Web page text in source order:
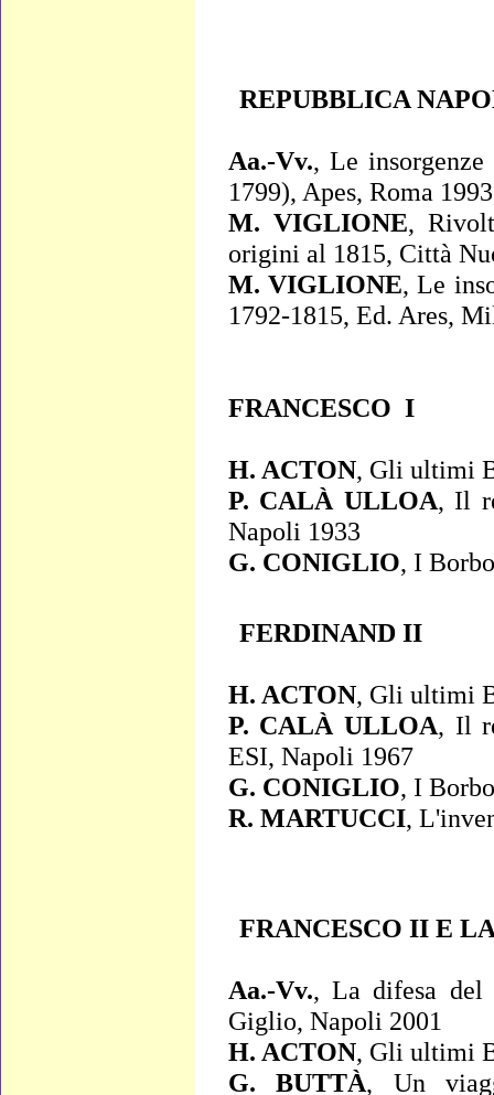
REPUBBLICA
Aa.-Vv., Le
1799), Apes, Roma
M. VIGLIONE,
origini al 1815, Città
M. VIGLIONE, Le
1792-1815, Ed. Ares,
FRANCESCO I
H. ACTON, Gli ultimi
P. CALÀ ULLOA, Il
Napoli 1933
G. CONIGLIO, I
FERDINAND II
H. ACTON, Gli ultimi
P. CALÀ ULLOA, Il
ESI, Napoli 1967
G. CONIGLIO, I
R. MARTUCCI,
FRANCESCO II E
Aa.-Vv.,La difesa del
Giglio, Napoli 2001
H. ACTON, Gli ultimi
G. BUTTÀ, Un